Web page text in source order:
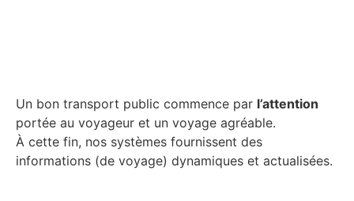
Un bon transport public commence par l’attention
portée au voyageur et un voyage agréable.
À cette fin, nos systèmes fournissent des
informations (de voyage) dynamiques et actualisées.